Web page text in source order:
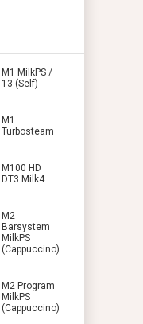
M1 MilkPS /
13 (Self)
M1
Turbosteam
M100 HD
DT3 Milk4
M2
Barsystem
MilkPS
(Cappuccino)
M2 Program
MilkPS
(Cappuccino)